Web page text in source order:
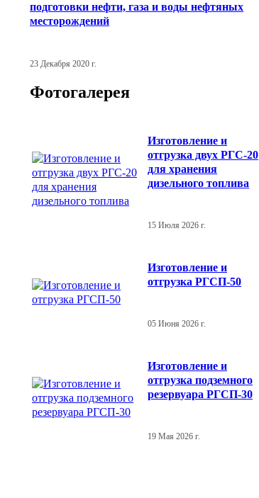
подготовки нефти, газа и воды нефтяных
месторождений
23 Декабря 2020 г.
Фотогалерея
Изготовление и
отгрузка двух РГС-20
для хранения
дизельного топлива
15 Июля 2026 г.
Изготовление и
отгрузка РГСП-50
05 Июня 2026 г.
Изготовление и
отгрузка подземного
резервуара РГСП-30
19 Мая 2026 г.